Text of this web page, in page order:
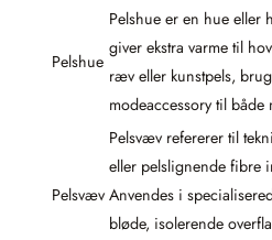
Pelshue
Pelshue er en hue eller
giver ekstra varme til
ræv eller kunstpels,
modeaccessory til
Pelsvæv
Pelsvæv refererer til
eller pelslignende fibre
Anvendes i
bløde, isolerende